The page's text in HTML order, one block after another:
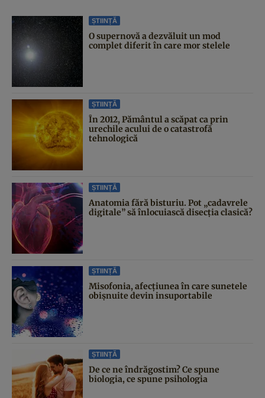
ȘTIINȚĂ
O supernovă a dezvăluit un mod
complet diferit în care mor stelele
ȘTIINȚĂ
În 2012, Pământul a scăpat ca prin
urechile acului de o catastrofă
tehnologică
ȘTIINȚĂ
Anatomia fără bisturiu. Pot „cadavrele
digitale” să înlocuiască disecția clasică?
ȘTIINȚĂ
Misofonia, afecțiunea în care sunetele
obișnuite devin insuportabile
ȘTIINȚĂ
De ce ne îndrăgostim? Ce spune
biologia, ce spune psihologia